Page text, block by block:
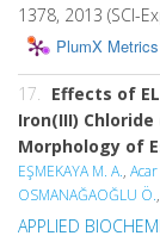
1378, 2013 (SCI-
PlumX Metrics
17. Effects of
Iron(III)
Morphology of
EŞMEKAYA M. A., Acar
OSMANAĞAOĞLU Ö.,
APPLIED